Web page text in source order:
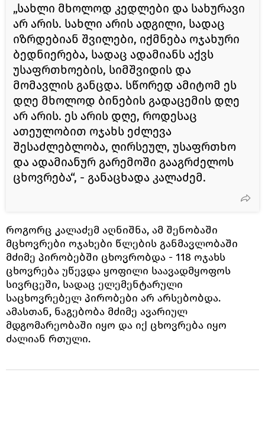
„სახლი მხოლოდ კედლები და სახურავი
არ არის. სახლი არის ადგილი, სადაც
იზრდებიან შვილები, იქმნება ოჯახური
ბედნიერება, სადაც ადამიანს აქვს
უსაფრთხოების, სიმშვიდის და
მომავლის განცდა. სწორედ ამიტომ ეს
დღე მხოლოდ ბინების გადაცემის დღე
არ არის. ეს არის დღე, როდესაც
ათეულობით ოჯახს ეძლევა
შესაძლებლობა, ღირსეულ, უსაფრთხო
და ადამიანურ გარემოში გააგრძელოს
ცხოვრება“, - განაცხადა კალაძემ.
როგორც კალაძემ აღნიშნა, ამ შენობაში
მცხოვრები ოჯახები წლების განმავლობაში
მძიმე პირობებში ცხოვრობდა - 118 ოჯახს
ცხოვრება უწევდა ყოფილი საავადმყოფოს
სივრცეში, სადაც ელემენტარული
საცხოვრებელ პირობები არ არსებობდა.
ამასთან, ნაგებობა მძიმე ავარიულ
მდგომარეობაში იყო და იქ ცხოვრება იყო
ძალიან რთული.